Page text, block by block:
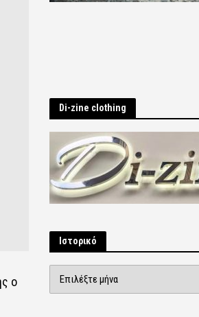
ο
Di-zine clothing
Ιστορικό